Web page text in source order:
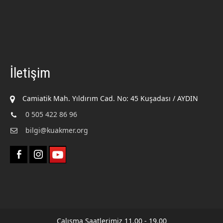
İletişim
Camiatik Mah. Yıldırım Cad. No: 45 Kuşadası / AYDIN
0 505 422 86 96
bilgi@kuakmer.org
Çalışma Saatlerimiz 11.00 - 19.00